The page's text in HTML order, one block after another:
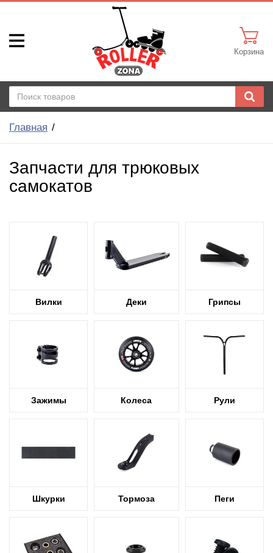
Корзина
Главная
Запчасти для трюковых
самокатов
Вилки Деки Грипсы
Зажимы Колеса Рули
Шкурки Тормоза Пеги